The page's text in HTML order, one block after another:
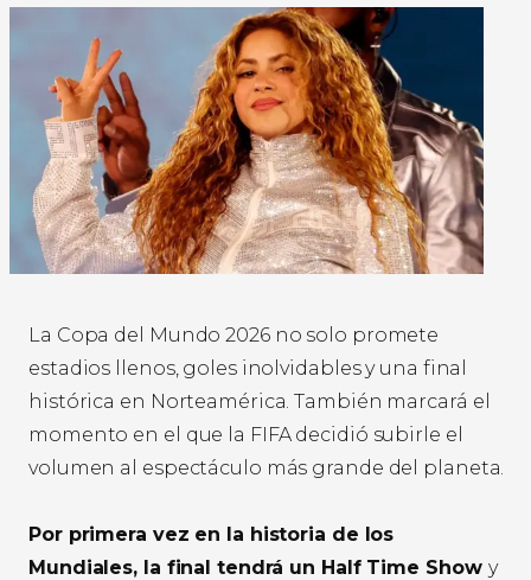
La Copa del Mundo 2026 no solo promete
estadios llenos, goles inolvidables y una final
histórica en Norteamérica. También marcará el
momento en el que la FIFA decidió subirle el
volumen al espectáculo más grande del planeta.
Por primera vez en la historia de los
Mundiales, la final tendrá un Half Time Show y